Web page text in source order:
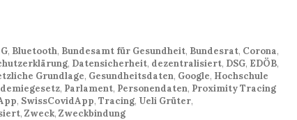
, Bluetooth, Bundesamt für Gesundheit, Bundesrat, Corona,
, Datensicherheit, dezentralisiert, DSG, EDÖB,
Grundlage, Gesundheitsdaten, Google, Hochschule
, Parlament, Personendaten, Proximity Tracing
, SwissCovidApp, Tracing, Ueli Grüter,
, Zweck, Zweckbindung